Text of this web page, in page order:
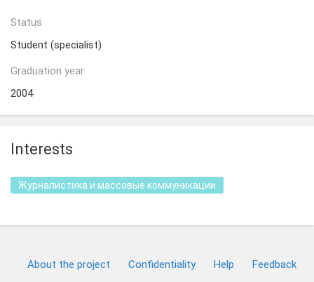
Status
Student (specialist)
Graduation year
2004
Interests
Журналистика и массовые коммуникации
About the project Confidentiality Help Feedback